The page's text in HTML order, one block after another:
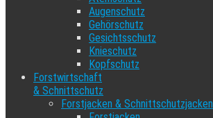
Augenschutz
Gehörschutz
Gesichtsschutz
Knieschutz
Kopfschutz
Forstwirtschaft
& Schnittschutz
Forstjacken & Schnittschutzjacken